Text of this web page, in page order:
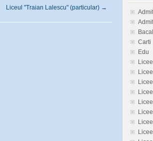
Liceul "Traian Lalescu" (particular) →
Carti
Edu
Licee